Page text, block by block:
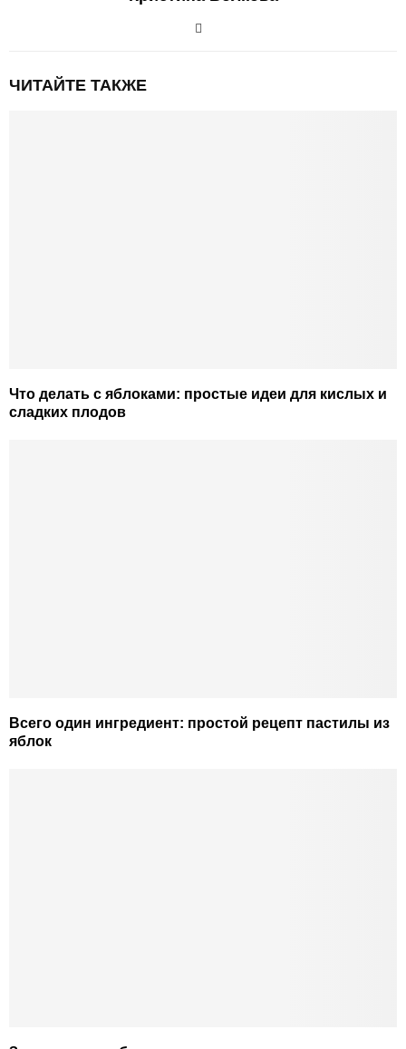
ЧИТАЙТЕ ТАКЖЕ
Что делать с яблоками: простые идеи для кислых и
сладких плодов
Всего один ингредиент: простой рецепт пастилы из
яблок